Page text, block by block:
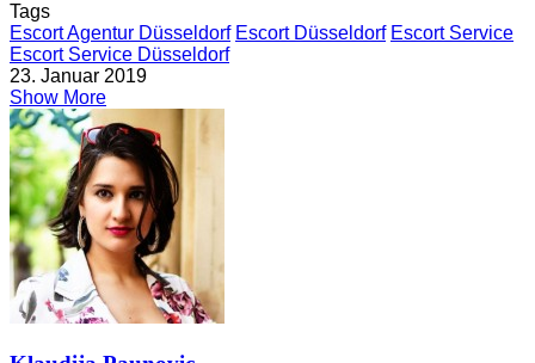
Tags
Escort Agentur Düsseldorf Escort Düsseldorf Escort Service
Escort Service Düsseldorf
23. Januar 2019
Show More